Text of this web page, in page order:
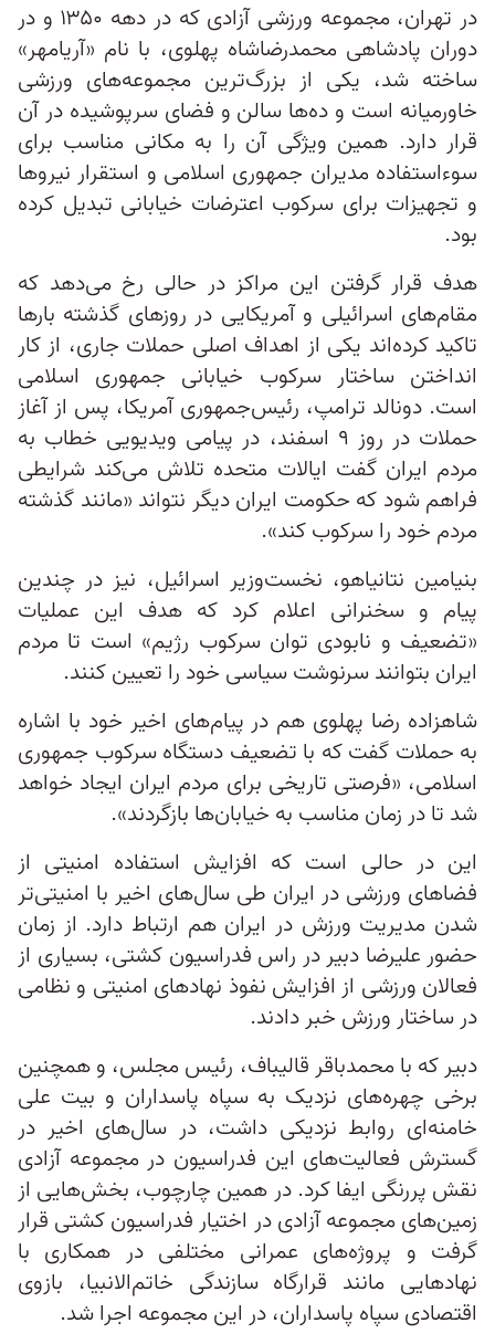
در تهران، مجموعه ورزشی آزادی که در دهه ۱۳۵۰ و در
دوران پادشاهی محمدرضاشاه پهلوی، با نام «آریامهر»
ساخته شد، یکی از بزرگ‌ترین مجموعه‌های ورزشی
خاورمیانه است و ده‌ها سالن و فضای سرپوشیده در آن
قرار دارد. همین ویژگی آن را به مکانی مناسب برای
سوءاستفاده مدیران جمهوری اسلامی و استقرار نیروها
و تجهیزات برای سرکوب اعترضات خیابانی تبدیل کرده
بود.
هدف قرار گرفتن این مراکز در حالی رخ می‌دهد که
مقام‌های اسرائیلی و آمریکایی در روزهای گذشته بارها
تاکید کرده‌اند یکی از اهداف اصلی حملات جاری، از کار
انداختن ساختار سرکوب خیابانی جمهوری اسلامی
است. دونالد ترامپ، رئیس‌جمهوری آمریکا، پس از آغاز
حملات در روز ۹ اسفند، در پیامی ویدیویی خطاب به
مردم ایران گفت ایالات متحده تلاش می‌کند شرایطی
فراهم شود که حکومت ایران دیگر نتواند «مانند گذشته
مردم خود را سرکوب کند».
بنیامین نتانیاهو، نخست‌وزیر اسرائیل، نیز در چندین
پیام و سخنرانی اعلام کرد که هدف این عملیات
«تضعیف و نابودی توان سرکوب رژیم» است تا مردم
ایران بتوانند سرنوشت سیاسی خود را تعیین کنند.
شاهزاده رضا پهلوی هم در پیام‌های اخیر خود با اشاره
به حملات گفت که با تضعیف دستگاه سرکوب جمهوری
اسلامی، «فرصتی تاریخی برای مردم ایران ایجاد خواهد
شد تا در زمان مناسب به خیابان‌ها بازگردند».
این در حالی است که افزایش استفاده امنیتی از
فضاهای ورزشی در ایران طی سال‌های اخیر با امنیتی‌تر
شدن مدیریت ورزش در ایران هم ارتباط دارد. از زمان
حضور علیرضا دبیر در راس فدراسیون کشتی، بسیاری از
فعالان ورزشی از افزایش نفوذ نهادهای امنیتی و نظامی
در ساختار ورزش خبر دادند.
دبیر که با محمدباقر قالیباف، رئیس مجلس، و همچنین
برخی چهره‌های نزدیک به سپاه پاسداران و بیت علی
خامنه‌ای روابط نزدیکی داشت، در سال‌های اخیر در
گسترش فعالیت‌های این فدراسیون در مجموعه آزادی
نقش پررنگی ایفا کرد. در همین چارچوب، بخش‌هایی از
زمین‌های مجموعه آزادی در اختیار فدراسیون کشتی قرار
گرفت و پروژه‌های عمرانی مختلفی در همکاری با
نهادهایی مانند قرارگاه سازندگی خاتم‌الانبیا، بازوی
اقتصادی سپاه پاسداران، در این مجموعه اجرا شد.